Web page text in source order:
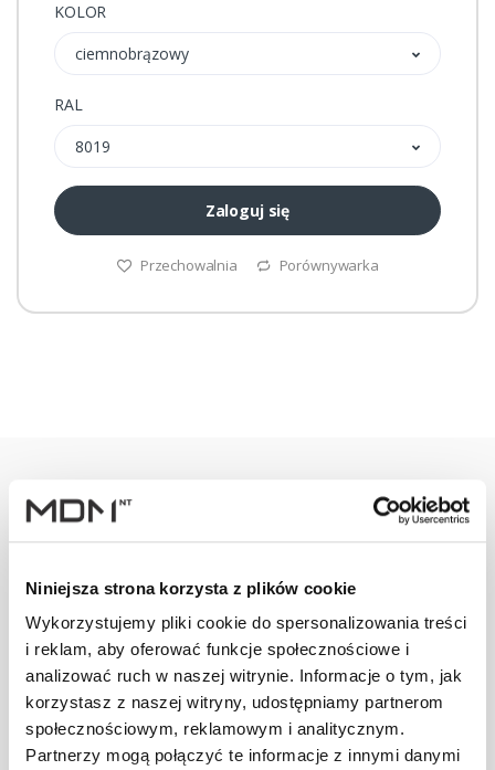
Niniejsza strona korzysta z plików cookie
Wykorzystujemy pliki cookie do spersonalizowania treści
i reklam, aby oferować funkcje społecznościowe i
analizować ruch w naszej witrynie. Informacje o tym, jak
korzystasz z naszej witryny, udostępniamy partnerom
społecznościowym, reklamowym i analitycznym.
Partnerzy mogą połączyć te informacje z innymi danymi
KOLOR
ciemnobrązowy
RAL
8019
Zaloguj się
Przechowalnia Porównywarka
Warianty
PRODUKT JM ILOŚĆ
Kominek Virtum
125 dachówka -
09 ceglasty
szt –